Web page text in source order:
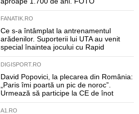
FANATIK.RO
Ce s-a întâmplat la antrenamentul
arădenilor. Suporterii lui UTA au venit
special înaintea jocului cu Rapid
DIGISPORT.RO
David Popovici, la plecarea din România:
„Paris îmi poartă un pic de noroc”.
Urmează să participe la CE de înot
A1.RO